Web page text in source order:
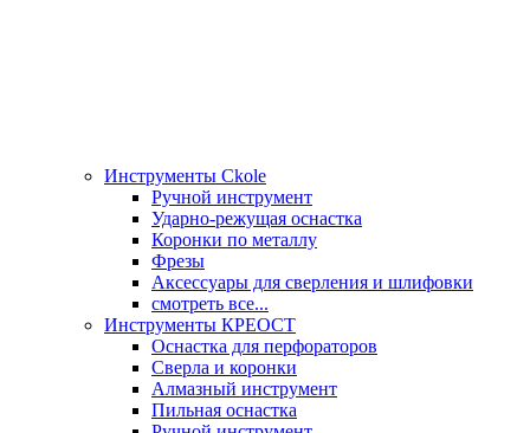
Инструменты Ckole
Ручной инструмент
Ударно‑режущая оснастка
Коронки по металлу
Фрезы
Аксессуары для сверления и шлифовки
смотреть все...
Инструменты КРЕОСТ
Оснастка для перфораторов
Сверла и коронки
Алмазный инструмент
Пильная оснастка